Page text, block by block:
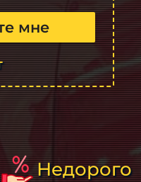
мне
Недорого